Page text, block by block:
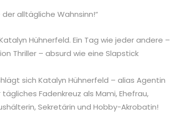
alltägliche Wahnsinn!“
Hühnerfeld. Ein Tag wie jeder andere –
Thriller – absurd wie eine Slapstick
sich Katalyn Hühnerfeld – alias Agentin
Fadenkreuz als Mami, Ehefrau,
Sekretärin und Hobby-Akrobatin!